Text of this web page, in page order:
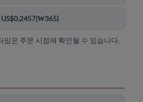
US$0.2457(₩365)
임은 주문 시점에 확인될 수 있습니다.